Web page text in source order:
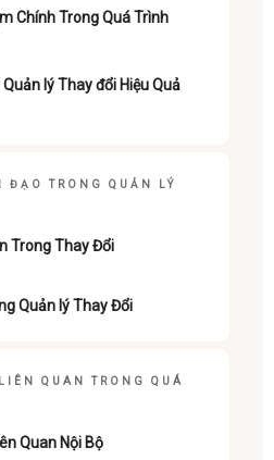
Chính Trong Quá Trình
lý Thay đổi Hiệu Quả
TRONG QUẢN LÝ
Trong Thay Đổi
Quản lý Thay Đổi
QUAN TRONG QUÁ
Quan Nội Bộ